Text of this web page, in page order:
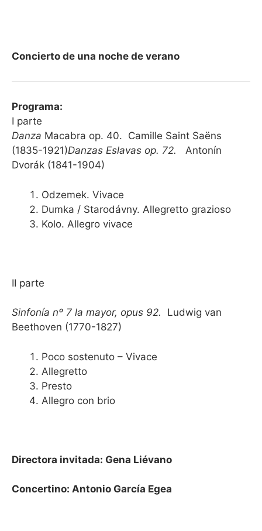
Concierto de una noche de verano
Programa:
I parte
Danza Macabra op. 40. Camille Saint Saëns
(1835-1921)Danzas Eslavas op. 72. Antonín
Dvorák (1841-1904)
Odzemek. Vivace
Dumka / Starodávny. Allegretto grazioso
Kolo. Allegro vivace
II parte
Sinfonía nº 7 la mayor, opus 92. Ludwig van
Beethoven (1770-1827)
Poco sostenuto – Vivace
Allegretto
Presto
Allegro con brio
Directora invitada: Gena Liévano
Concertino: Antonio García Egea